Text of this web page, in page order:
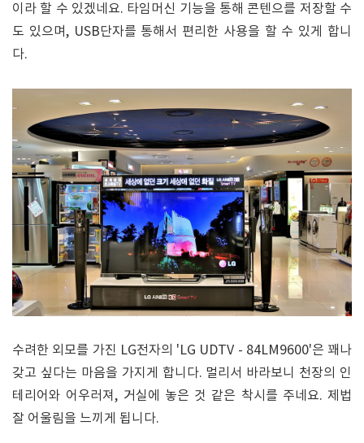
이라 할 수 있겠네요. 타임머신 기능을 통해 콘텐으를 저장할 수
도 있으며, USB단자를 통해서 편리한 사용을 할 수 있게 합니
다.
수려한 외모를 가진 LG전자의 'LG UDTV - 84LM9600'은 꽤나
갖고 싶다는 마음을 가지게 합니다. 멀리서 바라보니 천장의 인
테리어와 어우러져, 거실에 놓은 것 같은 착시를 주네요. 제법
잘 어울림을 느끼게 됩니다.